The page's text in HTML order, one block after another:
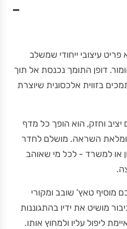
−
עיצובי ייחודי שמשלב
דופן התומך נכנסת אל תוך
בזווית אלכסונית שיוצרת
וחזק, הוא הופך כל מדף
ומלאת השראה. מושלם לחדר
או למשרד - לכל מי שאוהב
מוסיף טאץ’ שובב ומקורי
מושיט את ידיו בהתגוננות
ליפול עליו ולמחוץ אותו.